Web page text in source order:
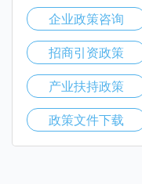
企业政策咨询
招商引资政策
产业扶持政策
政策文件下载